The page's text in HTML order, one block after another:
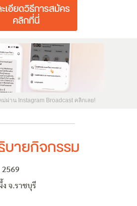
เอียดวิธีการสมัคร
คลิกที่นี่
ผ่าน Instagram Broadcast คลิกเลย!
ายกิจกรรม
2569
จ.ราชบุรี